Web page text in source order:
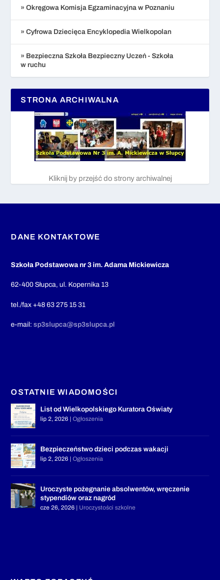
» Okręgowa Komisja Egzaminacyjna w Poznaniu
» Cyfrowa Dziecięca Encyklopedia Wielkopolan
» Bezpieczna Szkoła Bezpieczny Uczeń - Szkoła
w ruchu
STRONA ARCHIWALNA
Kliknij by przejść do strony archiwalnej
DANE KONTAKTOWE
Szkoła Podstawowa nr 3 im. Adama Mickiewicza
62-400 Słupca, ul. Kopernika 13
tel./fax +48 63 275 15 31
e-mail:sp3slupca@sp3slupca.pl
OSTATNIE WIADOMOŚCI
List od Wielkopolskiego Kuratora Oświaty
lip 2, 2026 |Ogłoszenia
Bezpieczeństwo dzieci podczas wakacji
lip 2, 2026 |Ogłoszenia
Uroczyste pożegnanie absolwentów, wręczenie
stypendiów oraz nagród
cze 26, 2026 | Uroczystości szkolne